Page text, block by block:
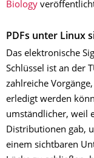
Biology
PDFs unter Linux
Das elektronische
Schlüssel ist an der
zahlreiche
erledigt werden
umständlicher, weil
Distributionen gab,
einem sichtbaren